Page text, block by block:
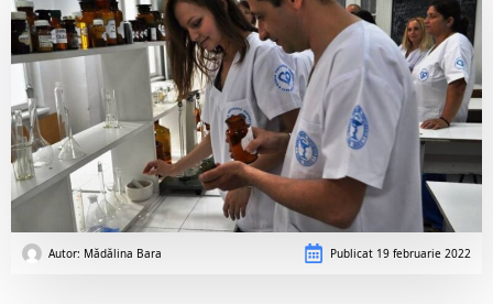
Autor: Mădălina Bara Publicat 19 februarie 2022